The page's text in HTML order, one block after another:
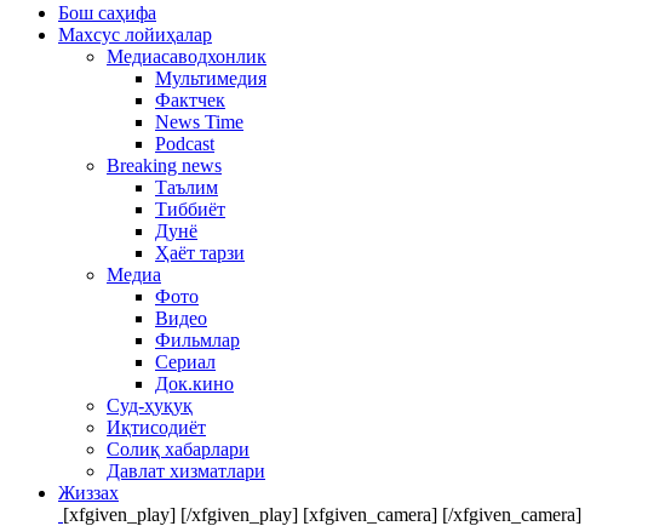
Бош саҳифа
Махсус лойиҳалар
Медиасаводхонлик
Мультимедия
Фактчек
News Time
Podcast
Breaking news
Таълим
Тиббиёт
Дунё
Ҳаёт тарзи
Медиа
Фото
Видео
Фильмлар
Сериал
Док.кино
Суд-ҳуқуқ
Иқтисодиёт
Солиқ хабарлари
Давлат хизматлари
Жиззах
[xfgiven_play] [/xfgiven_play] [xfgiven_camera] [/xfgiven_camera]